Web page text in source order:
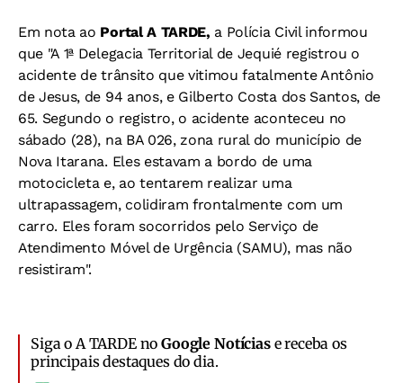
Em nota ao Portal A TARDE, a Polícia Civil informou
que "A 1ª Delegacia Territorial de Jequié registrou o
acidente de trânsito que vitimou fatalmente Antônio
de Jesus, de 94 anos, e Gilberto Costa dos Santos, de
65. Segundo o registro, o acidente aconteceu no
sábado (28), na BA 026, zona rural do município de
Nova Itarana. Eles estavam a bordo de uma
motocicleta e, ao tentarem realizar uma
ultrapassagem, colidiram frontalmente com um
carro. Eles foram socorridos pelo Serviço de
Atendimento Móvel de Urgência (SAMU), mas não
resistiram".
Siga o A TARDE noGoogle Notíciase receba os
principais destaques do dia.